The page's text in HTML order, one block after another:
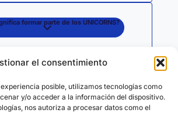
el consentimiento
posible, utilizamos tecnologías como
y/o acceder a la información del dispositivo.
nos autoriza a procesar datos como el
formar parte de los UNICORNS?